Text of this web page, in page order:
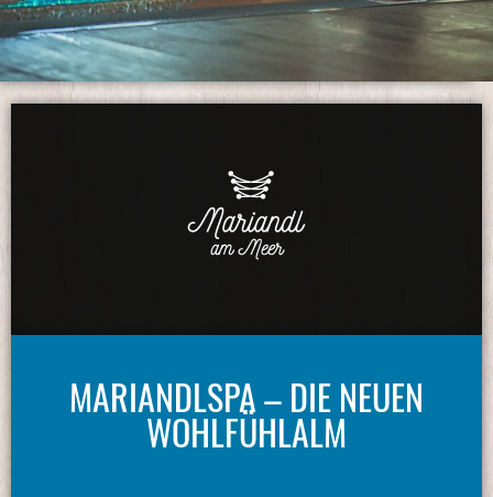
MARIANDLSPA – DIE NEUEN
WOHLFÜHLALM